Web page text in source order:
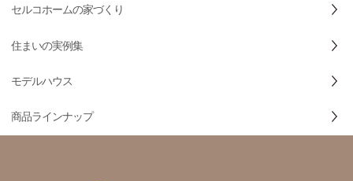
セルコホームの家づくり
住まいの実例集
モデルハウス
商品ラインナップ